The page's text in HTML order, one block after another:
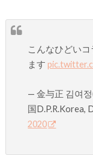
こんなひどい
ます
— 金与正 김여
国D.P.R.Korea,
2020